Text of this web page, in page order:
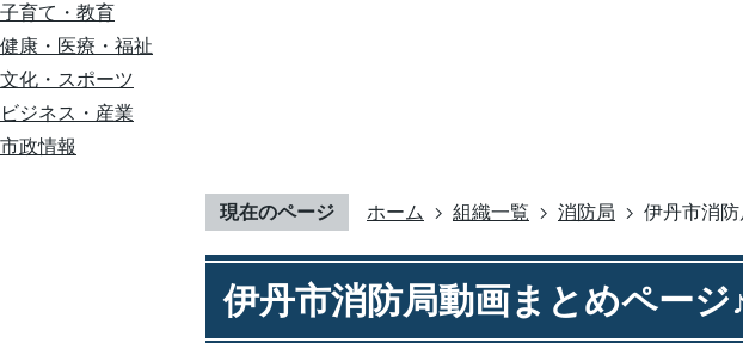
子育て・教育
健康・医療・福祉
文化・スポーツ
ビジネス・産業
市政情報
現在のページ ホーム 組織一覧 消防局 伊丹市消防
伊丹市消防局動画まとめページ